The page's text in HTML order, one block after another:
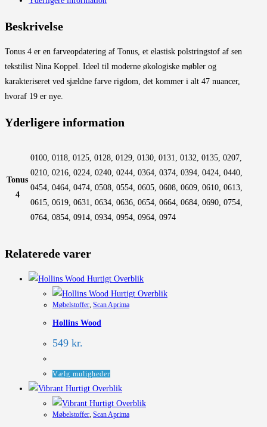
Beskrivelse
Tonus 4 er en farveopdatering af Tonus, et elastisk polstringstof af sen
tekstilist Nina Koppel. Ideel til moderne økologiske møbler og
karakteriseret ved sjældne farve rigdom, det kommer i alt 47 nuancer,
hvoraf 19 er nye.
Yderligere information
Tonus
4
0100, 0118, 0125, 0128, 0129, 0130, 0131, 0132, 0135, 0207,
0210, 0216, 0224, 0240, 0244, 0364, 0374, 0394, 0424, 0440,
0454, 0464, 0474, 0508, 0554, 0605, 0608, 0609, 0610, 0613,
0615, 0619, 0631, 0634, 0636, 0654, 0664, 0684, 0690, 0754,
0764, 0854, 0914, 0934, 0954, 0964, 0974
Relaterede varer
Hurtigt Overblik
Hurtigt Overblik
Møbelstoffer, Scan Aprima
Hollins Wood
549 kr.
Vælg mulighederDette
vare
har
flere
Hurtigt Overblik
Hurtigt Overblik
Møbelstoffer Scan Aprima